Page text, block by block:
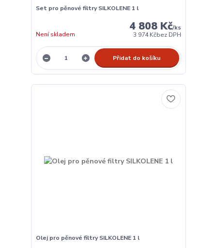
Set pro pěnové filtry SILKOLENE 1 l
4 808 Kč/ks
3 974 Kčbez DPH
Není skladem
Přidat do košíku
Olej pro pěnové filtry SILKOLENE 1 l